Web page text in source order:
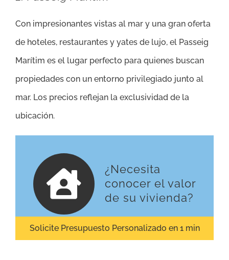
Con impresionantes vistas al mar y una gran oferta
de hoteles, restaurantes y yates de lujo, el Passeig
Marítim es el lugar perfecto para quienes buscan
propiedades con un entorno privilegiado junto al
mar. Los precios reflejan la exclusividad de la
ubicación.
¿Necesita
conocer el valor
de su vivienda?
Solicite Presupuesto Personalizado en 1 min